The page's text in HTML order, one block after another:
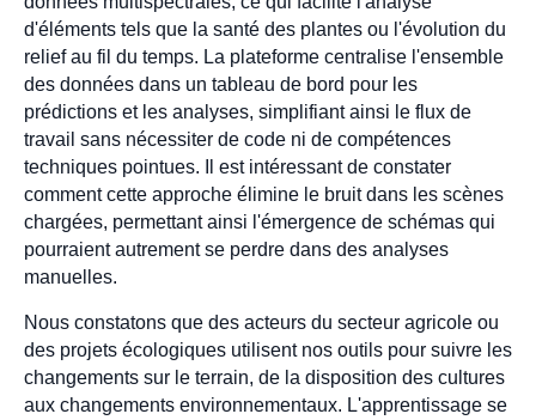
d'éléments tels que la santé des plantes ou l'évolution du
relief au fil du temps. La plateforme centralise l'ensemble
des données dans un tableau de bord pour les
prédictions et les analyses, simplifiant ainsi le flux de
travail sans nécessiter de code ni de compétences
techniques pointues. Il est intéressant de constater
comment cette approche élimine le bruit dans les scènes
chargées, permettant ainsi l'émergence de schémas qui
pourraient autrement se perdre dans des analyses
manuelles.
Nous constatons que des acteurs du secteur agricole ou
des projets écologiques utilisent nos outils pour suivre les
changements sur le terrain, de la disposition des cultures
aux changements environnementaux. L'apprentissage se